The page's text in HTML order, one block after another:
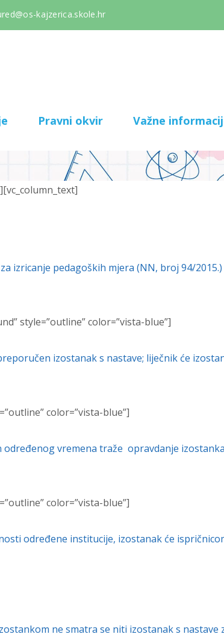
kajzerica.skole.hr
Pravni okvir Važne
izricanje pedagoških mjera (NN, broj 94/
style=”outline” color=”vista-blue”]
izostanak s nastave; liječnik će
color=”vista-blue”]
vremena traže opravdanje
color=”vista-blue”]
određene institucije, izostanak će
ne smatra se niti izostanak s nastave